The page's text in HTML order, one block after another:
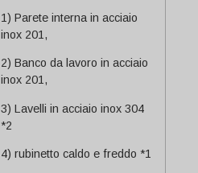
1) Parete interna in acciaio
inox 201,
2) Banco da lavoro in acciaio
inox 201,
3) Lavelli in acciaio inox 304
*2
4) rubinetto caldo e freddo *1